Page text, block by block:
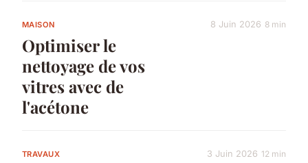
MAISON
Optimiser le
nettoyage de vos
vitres avec de
l'acétone
8 Juin 2026 8 min
TRAVAUX 3 Juin 2026 12 min